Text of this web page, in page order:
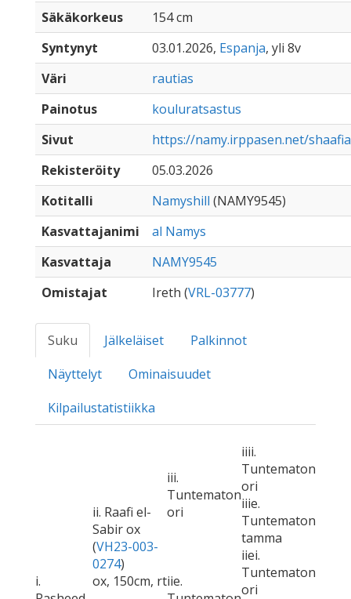
Säkäkorkeus
154 cm
Syntynyt
03.01.2026, Espanja, yli 8v
Väri
rautias
Painotus
kouluratsastus
Sivut
https://namy.irppasen.net/
Rekisteröity
05.03.2026
Kotitalli
Namyshill (NAMY9545)
Kasvattajanimi
al Namys
Kasvattaja
NAMY9545
Omistajat
Ireth (VRL-03777)
Suku Jälkeläiset
Palkinnot
Näyttelyt
Ominaisuudet
Kilpailustatistiikka
i.
ii. Raafi el-
Sabir ox
(VH23-003-
0274)
ox, 150cm, rt
iii.
Tuntematon
ori
iiii.
Tuntematon
ori
iiie.
Tuntematon
tamma
iie.
iiei.
Tuntematon
ori